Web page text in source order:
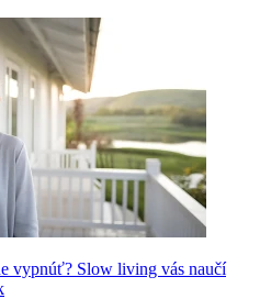
vypnúť? Slow living vás naučí